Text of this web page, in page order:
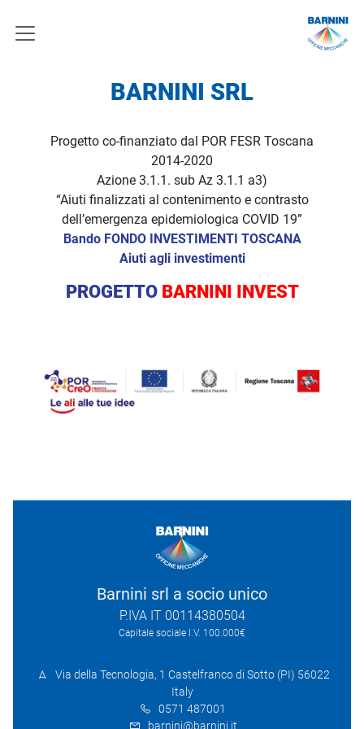
BARNINI SRL
Progetto co-finanziato dal POR FESR Toscana
2014-2020
Azione 3.1.1. sub Az 3.1.1 a3)
“Aiuti finalizzati al contenimento e contrasto
dell’emergenza epidemiologica COVID 19”
Bando FONDO INVESTIMENTI TOSCANA
Aiuti agli investimenti
PROGETTO BARNINI INVEST
Barnini srl a socio unico
P.IVA IT 00114380504
Capitale sociale I.V. 100.000€
Via della Tecnologia, 1 Castelfranco di Sotto (PI) 56022
Italy
0571 487001
barnini@barnini.it